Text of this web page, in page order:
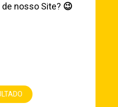
nosso Site? 😉